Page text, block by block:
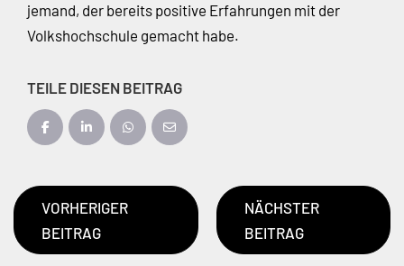
jemand, der bereits positive Erfahrungen mit der
Volkshochschule gemacht habe.
TEILE DIESEN BEITRAG
VORHERIGER
BEITRAG
NÄCHSTER
BEITRAG